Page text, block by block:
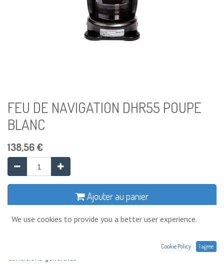
FEU DE NAVIGATION DHR55 POUPE
BLANC
138,56€
Ajouter au panier
Ajouter à la liste de souhaits
Conditions générales
We use cookies to provide you a better user experience.
Cookie Policy I agree